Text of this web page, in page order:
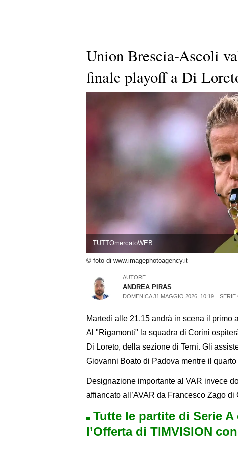
Union Brescia-Ascoli
finale playoff a Di
TUTTOmercatoWEB
© foto di www.imagephotoagency.it
AUTORE
ANDREA PIRAS
DOMENICA 31 MAGGIO 2026, 10:19 SERIE
Martedì alle 21.15 andrà in scena il primo
Al "Rigamonti" la squadra di Corini
Di Loreto, della sezione di Terni. Gli
Giovanni Boato di Padova mentre il
Designazione importante al VAR invece
affiancato all’AVAR da Francesco Zago di
Tutte le partite di Serie
l’Offerta di TIMVISION